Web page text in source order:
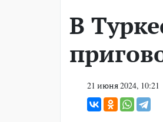
В
21 июня 2024, 10:21